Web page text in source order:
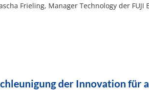
Frieling, Manager Technology der FUJI
der Innovation für